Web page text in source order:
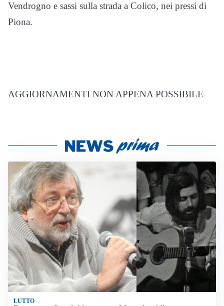
Vendrogno e sassi sulla strada a Colico, nei pressi di
Piona.
AGGIORNAMENTI NON APPENA POSSIBILE
LUTTO